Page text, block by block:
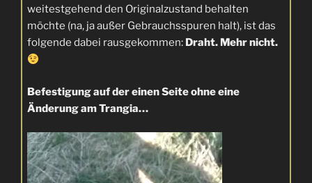
weitestgehend den Originalzustand behalten
möchte (na, ja außer Gebrauchsspuren halt), ist das
folgende dabei rausgekommen: Draht. Mehr nicht.
Befestigung auf der einen Seite ohne eine
Änderung am Trangia…